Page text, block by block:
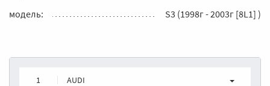
модель:
S3 (1998г - 2003г [8L1] )
1 AUDI